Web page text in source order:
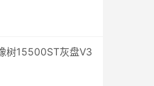
树15500ST灰盘V3